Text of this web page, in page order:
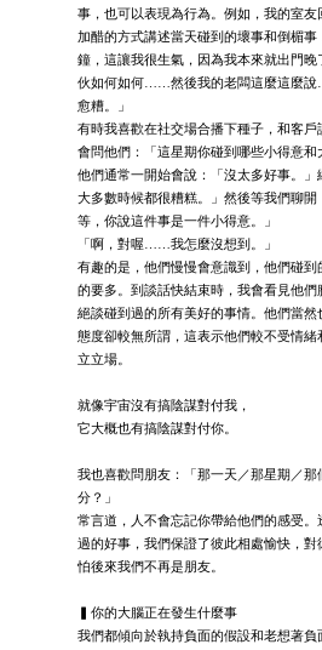
事，也可以表現為行為。例如，我的室友
加醋的方式講述當天碰到的壞事和倒楣
鐘，這讓我很生氣，因為我本來就出門晚
伙如何如何……然後我的老闆這麼這麼
愈糟。」
有時我喜歡在社交場合播下種子，和客
會問他們：「這星期你碰到哪些小得意和
他們通常一開始會說：「沒太多好事。
大多數時候都很糟糕。」然後等我們聊
等，你說這件事是一件小得意。」
「啊，對喔……我怎麼沒想到。」
有趣的是，他們慢慢會意識到，他們碰到
的要多。到談話快結束時，我會看見他們
絕談碰到過的所有美好的事情。他們當然
態度卻較無所謂，這表示他們較不受情緒
立立場。
就像宇宙沒有搞陰謀對付我，
它大概也有搞陰謀對付你。
我也喜歡問朋友：「那一天／那星期／
分？」
常言道，人不會忘記你帶給他們的感受。
過的好事，我們保證了彼此相處愉快，
怕後來我們不再是朋友。
▍你的大腦正在發生什麼事
我們都傾向於執持負面的假設和老想著負